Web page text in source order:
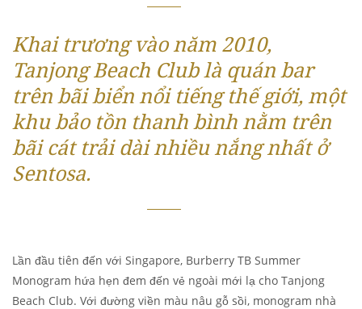
Khai trương vào năm 2010,
Tanjong Beach Club là quán bar
trên bãi biển nổi tiếng thế giới, một
khu bảo tồn thanh bình nằm trên
bãi cát trải dài nhiều nắng nhất ở
Sentosa.
Lần đầu tiên đến với Singapore, Burberry TB Summer
Monogram hứa hẹn đem đến vẻ ngoài mới lạ cho Tanjong
Beach Club. Với đường viền màu nâu gỗ sồi, monogram nhà